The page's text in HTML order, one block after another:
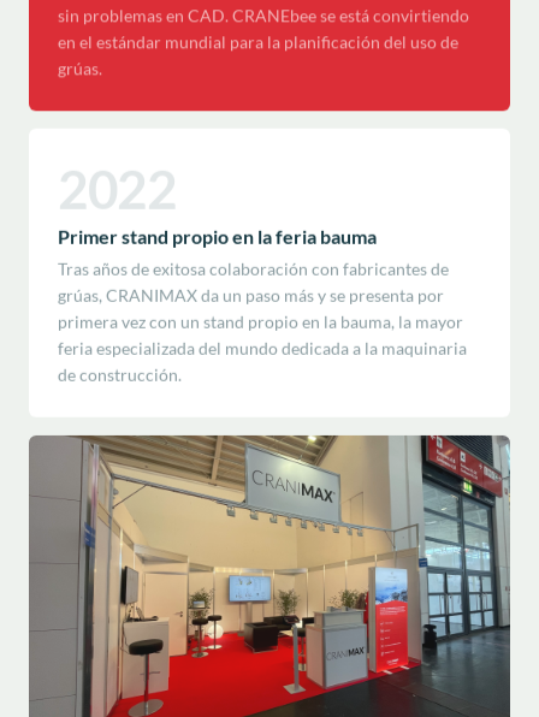
sin problemas en CAD. CRANEbee se está convirtiendo
en el estándar mundial para la planificación del uso de
grúas.
2022
Primer stand propio en la feria bauma
Tras años de exitosa colaboración con fabricantes de
grúas, CRANIMAX da un paso más y se presenta por
primera vez con un stand propio en la bauma, la mayor
feria especializada del mundo dedicada a la maquinaria
de construcción.